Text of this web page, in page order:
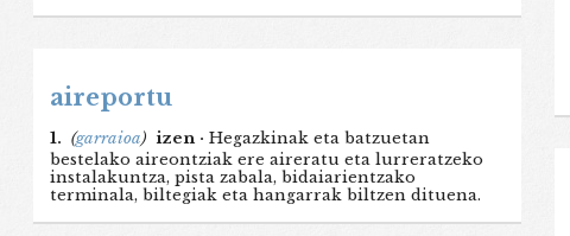
aireportu
1. (garraioa) izen · Hegazkinak eta batzuetan
bestelako aireontziak ere aireratu eta lurreratzeko
instalakuntza, pista zabala, bidaiarientzako
terminala, biltegiak eta hangarrak biltzen dituena.